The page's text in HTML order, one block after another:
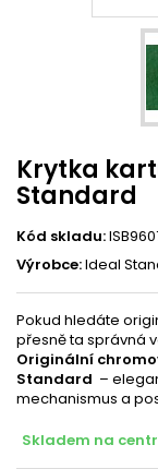
Krytka
Standard
Kód skladu:
Výrobce:Ideal
Pokud hledáte
přesně ta správná
Originální
Standard –
mechanismus a
Skladem na